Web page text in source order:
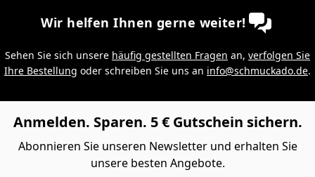
Wir helfen Ihnen gerne weiter!
Sehen Sie sich unsere häufig gestellten Fragen an, verfolgen Sie
Ihre Bestellung oder schreiben Sie uns an info@schmuckado.de.
Anmelden. Sparen. 5 € Gutschein sichern.
Abonnieren Sie unseren Newsletter und erhalten Sie
unsere besten Angebote.